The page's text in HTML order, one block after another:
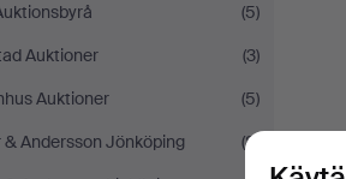
(5)
Auktioner
(3)
Auktioner
(5)
& Andersson Jönköping
(8)